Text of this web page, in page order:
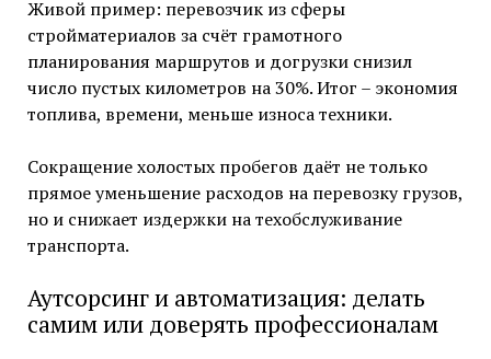
Живой пример: перевозчик из сферы
стройматериалов за счёт грамотного
планирования маршрутов и догрузки снизил
число пустых километров на 30%. Итог – экономия
топлива, времени, меньше износа техники.
Сокращение холостых пробегов даёт не только
прямое уменьшение расходов на перевозку грузов,
но и снижает издержки на техобслуживание
транспорта.
Аутсорсинг и автоматизация: делать
самим или доверять профессионалам